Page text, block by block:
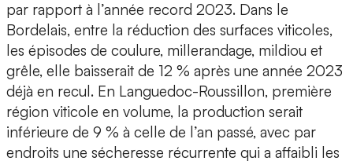
par rapport à l’année record 2023. Dans le
Bordelais, entre la réduction des surfaces viticoles,
les épisodes de coulure, millerandage, mildiou et
grêle, elle baisserait de 12 % après une année 2023
déjà en recul. En Languedoc-Roussillon, première
région viticole en volume, la production serait
inférieure de 9 % à celle de l’an passé, avec par
endroits une sécheresse récurrente qui a affaibli les